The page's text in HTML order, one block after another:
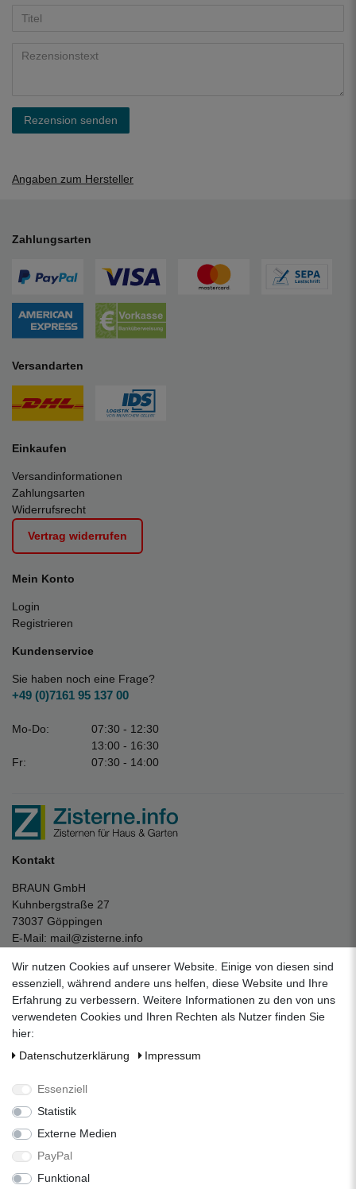
Rezension senden
Angaben zum Hersteller
Zahlungsarten
Versandarten
Einkaufen
Versandinformationen
Zahlungsarten
Widerrufsrecht
Vertrag widerrufen
Mein Konto
Login
Registrieren
Kundenservice
Sie haben noch eine Frage?
+49 (0)7161 95 137 00
Mo-Do:
07:30 - 12:30
13:00 - 16:30
Fr:
07:30 - 14:00
Kontakt
BRAUN GmbH
Kuhnbergstraße 27
73037 Göppingen
E-Mail: mail@zisterne.info
Unternehmen
Datenschutzerklärung
Impressum
Über uns
Folgen Sie uns auf Social Media
Wir nutzen Cookies auf unserer Website. Einige von diesen sind
essenziell, während andere uns helfen, diese Website und Ihre
Erfahrung zu verbessern. Weitere Informationen zu den von uns
verwendeten Cookies und Ihren Rechten als Nutzer finden Sie
hier:
Daten­schutz­erklärung
Impressum
Essenziell
Statistik
Externe Medien
PayPal
Funktional